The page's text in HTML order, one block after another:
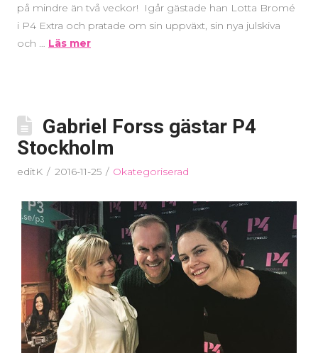
på mindre än två veckor! Igår gästade han Lotta Bromé
i P4 Extra och pratade om sin uppväxt, sin nya julskiva
och … Läs mer
Gabriel Forss gästar P4
Stockholm
editK 2016-11-25 Okategoriserad